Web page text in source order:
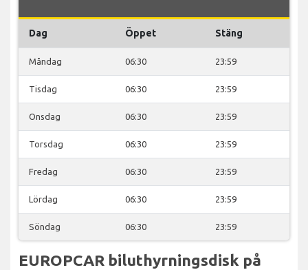
Dag Öppet Stäng
Måndag 06:30 23:59
Tisdag 06:30 23:59
Onsdag 06:30 23:59
Torsdag 06:30 23:59
Fredag 06:30 23:59
Lördag 06:30 23:59
Söndag 06:30 23:59
EUROPCAR biluthyrningsdisk på